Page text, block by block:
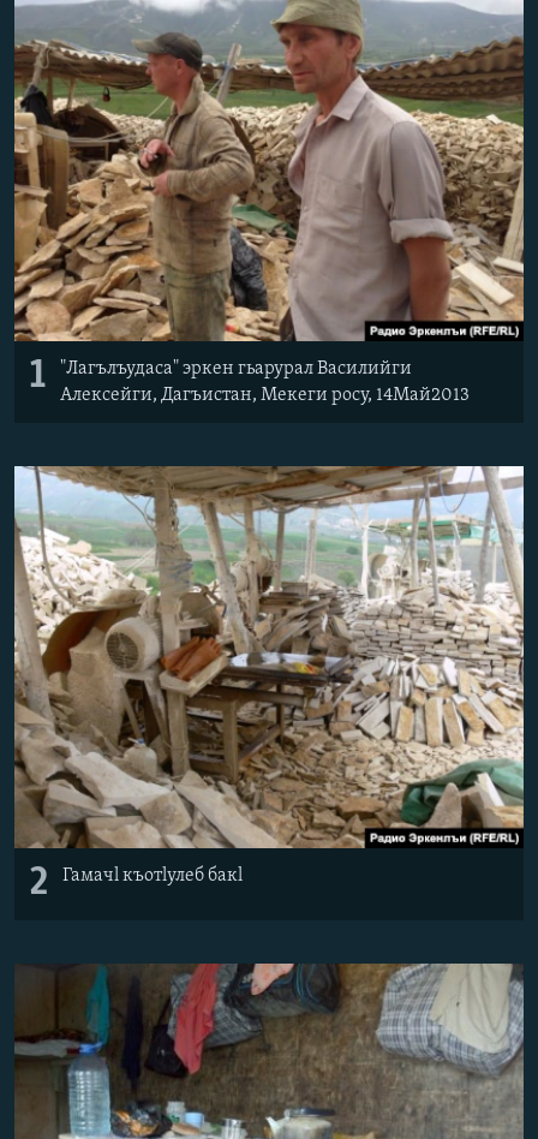
РАСПИСАНИЕ ВЕЩАНИЯ
ПОДПИШИТЕСЬ НА РАССЫЛКУ
СОЦИАЛЬНЫЕ СЕТИ
Все сайты РСЕ/РС
1
"Лагълъудаса" эркен гьарурал Василийги
Алексейги, Дагъистан, Мекеги росу, 14Maй2013
2 Гамачl къотlулеб бакl